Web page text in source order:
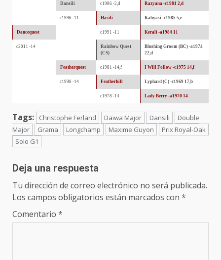
Dansili c1986 -2,d Razyana -c1981 2,d
c1996 -11 Hasili Kahyasi -c1985 5,e
Dancequest c1991 -11 Kerali -a1984 11
c2011 -14
Rainbow Quest
(CS)
Blushing Groom (BC) -a1974
22,d
Featherquest c1981 -14,f I Will Follow -c1975 14,f
c1998 -14 Featherhill Lyphard (C) -c1969 17,b
c1978 -14 Lady Berry -a1970 14
Tags: Christophe Ferland Daiwa Major Dansili
Double
Major
Grama Longchamp Maxime Guyon
Prix Royal-Oak
Solo G1
Deja una respuesta
Tu dirección de correo electrónico no será publicada.
Los campos obligatorios están marcados con *
Comentario *